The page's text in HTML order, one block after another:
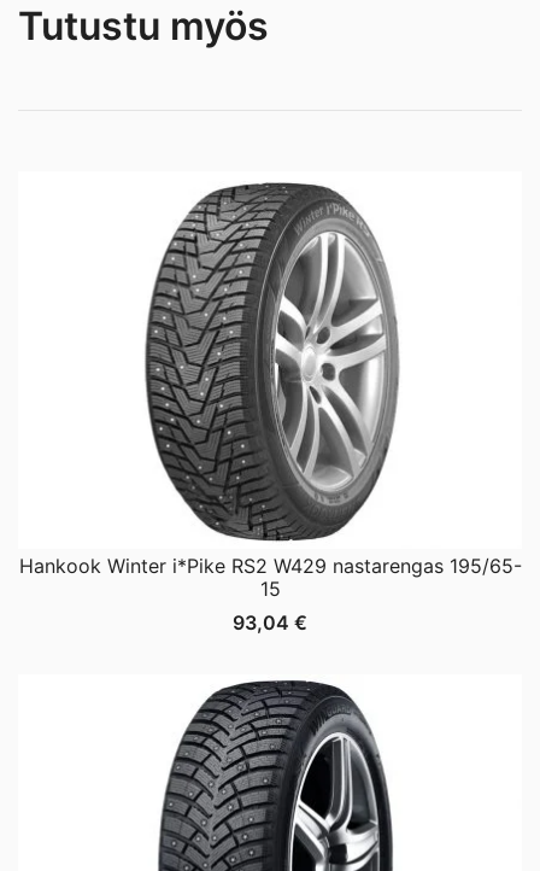
Tutustu myös
Hankook Winter i*Pike RS2 W429 nastarengas 195/65-
15
93,04 €